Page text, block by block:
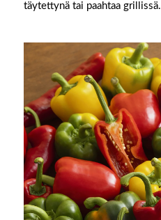
täytettynä tai paahtaa grillissä.